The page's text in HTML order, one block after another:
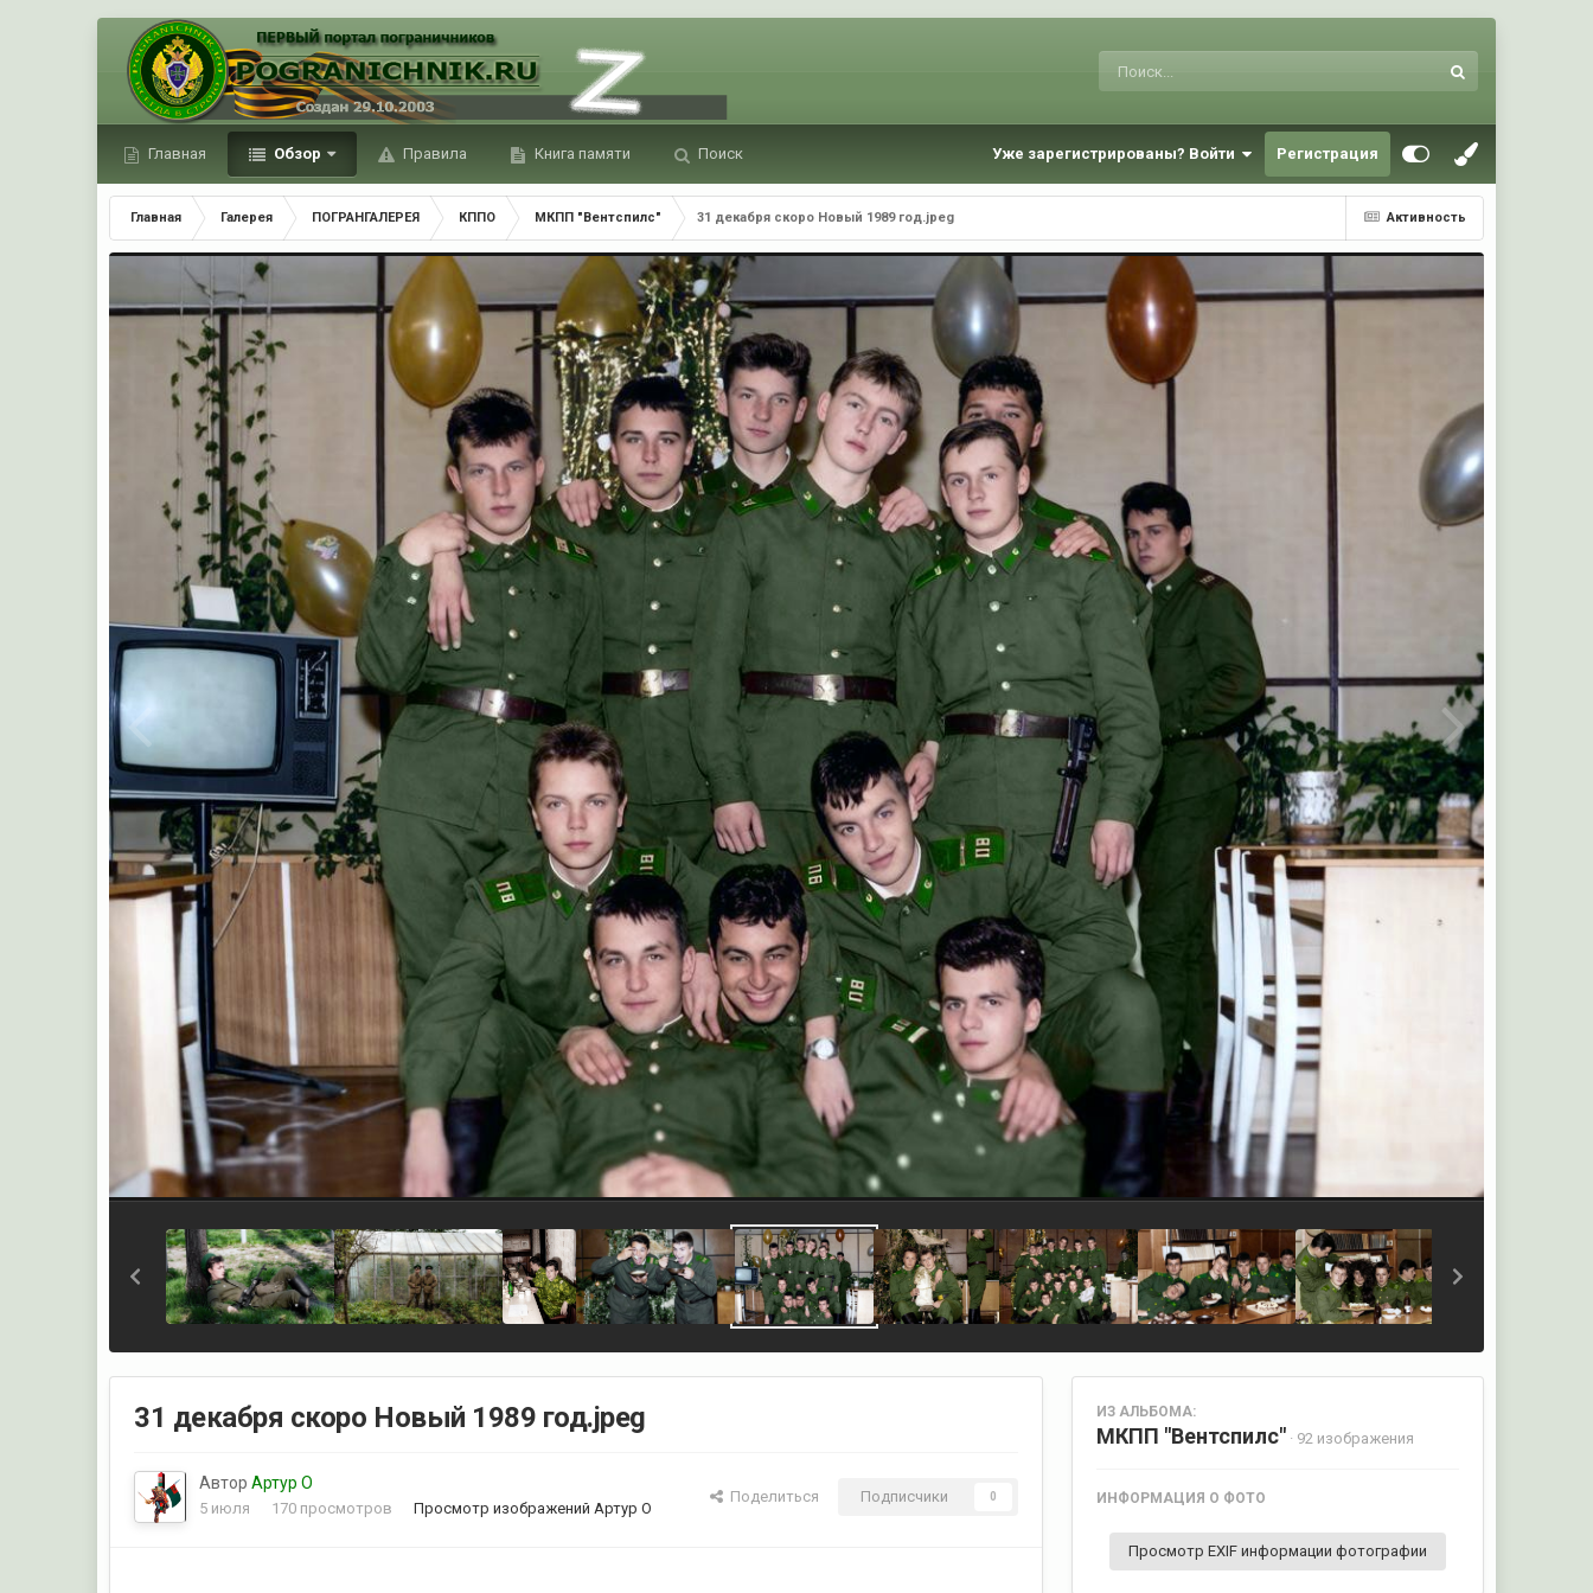
Главная Обзор Правила Книга памяти Поиск Уже зарегистрированы? Войти Регистрация
Активность
Главная Галерея ПОГРАНГАЛЕРЕЯ КППО МКПП "Вентспилс" 31 декабря скоро Новый 1989 год.jpeg
31 декабря скоро Новый 1989 год.jpeg
АвторАртур О
5 июля 170 просмотров Просмотр изображений Артур О
Поделиться Подписчики 0
ИЗ АЛЬБОМА:
МКПП "Вентспилс" · 92 изображения
ИНФОРМАЦИЯ О ФОТО
Просмотр EXIF информации фотографии